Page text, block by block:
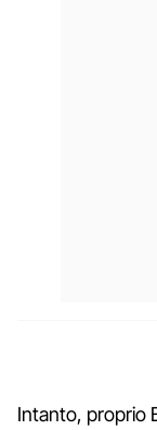
Intanto, proprio